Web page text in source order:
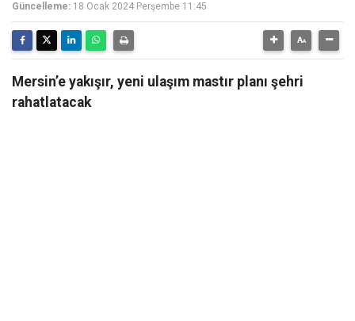
Güncelleme: 18 Ocak 2024 Perşembe 11:45
Mersin’e yakışır, yeni ulaşım mastır planı şehri
rahatlatacak